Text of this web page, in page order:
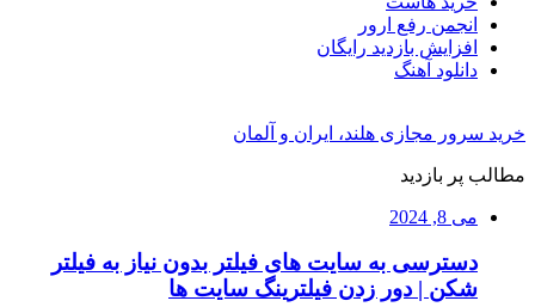
انجمن رفع ارور
افزایش بازدید رایگان
دانلود آهنگ
خرید سرور مجازی هلند، ایران و آلمان
مطالب پر بازدید
می 8, 2024
دسترسی به سایت های فیلتر بدون نیاز به فیلتر
شکن | دور زدن فیلترینگ سایت ها